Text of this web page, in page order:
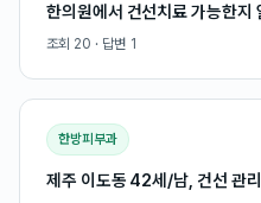
한의원에서 건선치료 가능한지
조회 20 · 답변 1
한방피부과
제주 이도동 42세/남, 건선 관